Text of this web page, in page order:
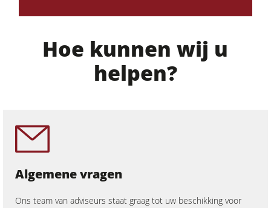
F4Solutions software
Automatisering & Materiaalhandling
Hoe kunnen wij u
helpen?
Algemene vragen
Ons team van adviseurs staat graag tot uw beschikking voor